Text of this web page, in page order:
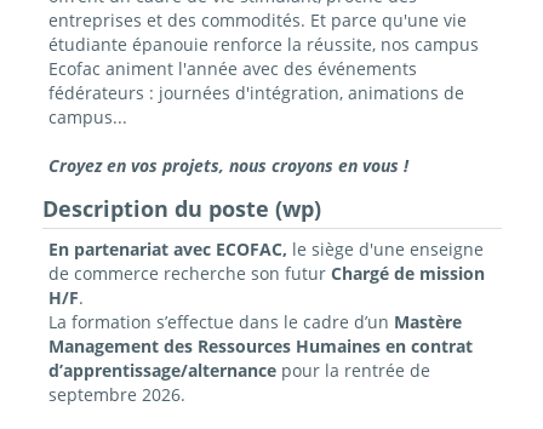
entreprises et des commodités. Et parce qu'une vie
étudiante épanouie renforce la réussite, nos campus
Ecofac animent l'année avec des événements
fédérateurs : journées d'intégration, animations de
campus...
Croyez en vos projets, nous croyons en vous !
Description du poste (wp)
En partenariat avec ECOFAC, le siège d'une enseigne
de commerce recherche son futur Chargé de mission
H/F.
La formation s’effectue dans le cadre d’un Mastère
Management des Ressources Humaines en contrat
d’apprentissage/alternancepour la rentrée de
septembre 2026.